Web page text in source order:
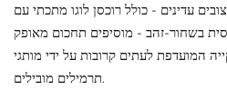
עדינים - כולל רוכסן לוגו מתכתי עם
בשחור-זהב - מוסיפים תחכום מאופק
המועדפת לעתים קרובות על ידי מותגי
תרמילים מובילים.